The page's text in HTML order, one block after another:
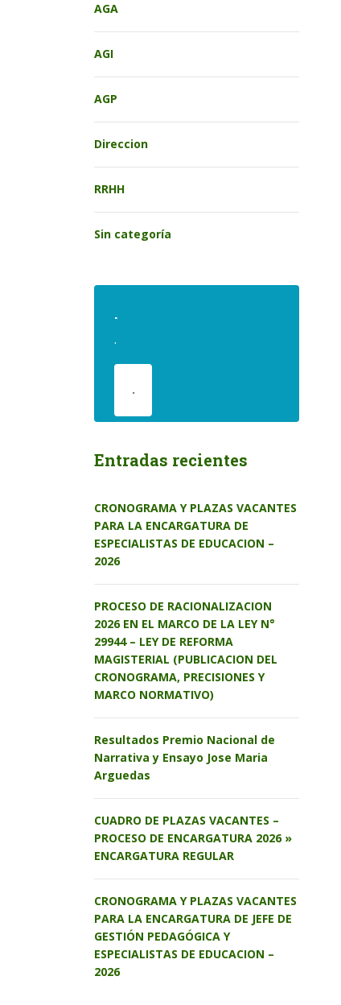
AGA
AGI
AGP
Direccion
RRHH
Sin categoría
.
.
.
Entradas recientes
CRONOGRAMA Y PLAZAS VACANTES
PARA LA ENCARGATURA DE
ESPECIALISTAS DE EDUCACION –
2026
PROCESO DE RACIONALIZACION
2026 EN EL MARCO DE LA LEY N°
29944 – LEY DE REFORMA
MAGISTERIAL (PUBLICACION DEL
CRONOGRAMA, PRECISIONES Y
MARCO NORMATIVO)
Resultados Premio Nacional de
Narrativa y Ensayo Jose Maria
Arguedas
CUADRO DE PLAZAS VACANTES –
PROCESO DE ENCARGATURA 2026 »
ENCARGATURA REGULAR
CRONOGRAMA Y PLAZAS VACANTES
PARA LA ENCARGATURA DE JEFE DE
GESTIÓN PEDAGÓGICA Y
ESPECIALISTAS DE EDUCACION –
2026